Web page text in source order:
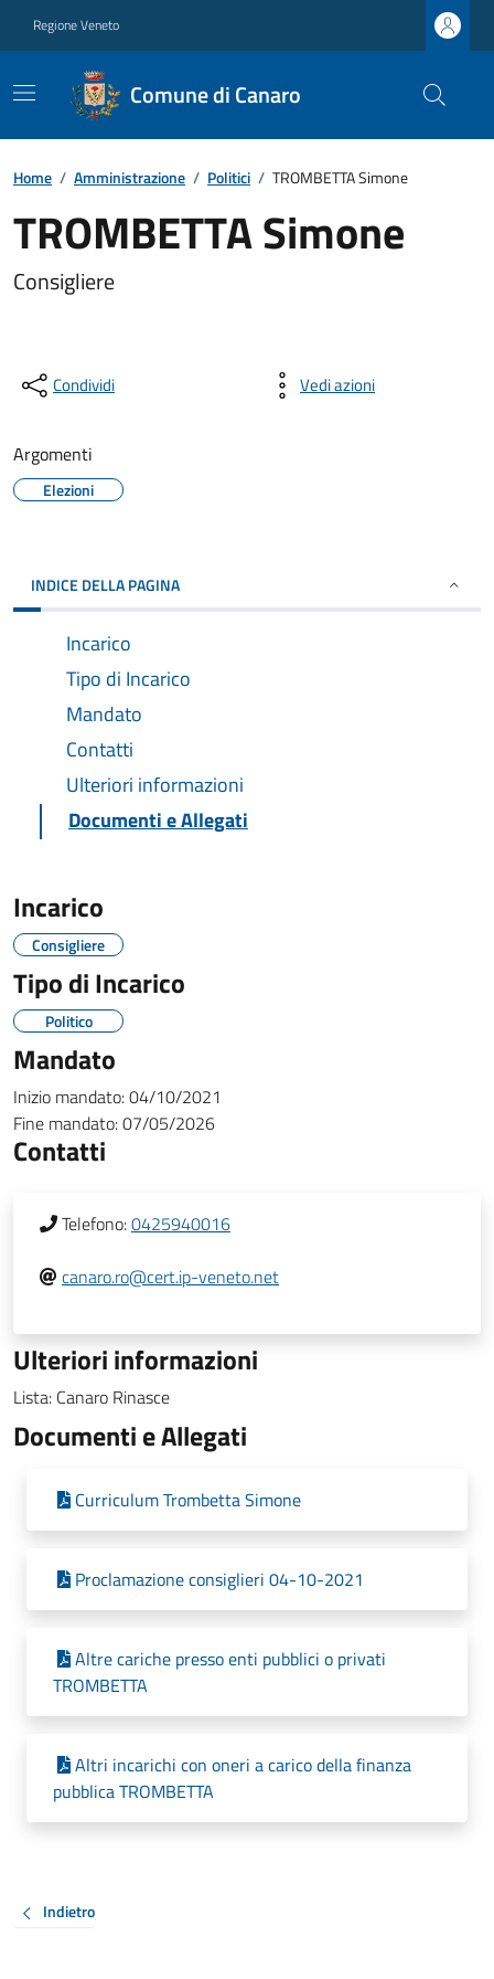
Regione Veneto
Comune di Canaro
Home / Amministrazione / Politici / TROMBETTA Simone
TROMBETTA Simone
Consigliere
Condividi Vedi azioni
Argomenti
Elezioni
INDICE DELLA PAGINA
Incarico
Tipo di Incarico
Mandato
Contatti
Ulteriori informazioni
Documenti e Allegati
Incarico
Consigliere
Tipo di Incarico
Politico
Mandato
Inizio mandato:04/10/2021
Fine mandato:07/05/2026
Contatti
Telefono:0425940016
canaro.ro@cert.ip-veneto.net
Ulteriori informazioni
Lista: Canaro Rinasce
Documenti e Allegati
Curriculum Trombetta Simone
Proclamazione consiglieri 04-10-2021
Altre cariche presso enti pubblici o privati
TROMBETTA
Altri incarichi con oneri a carico della finanza
pubblica TROMBETTA
Indietro